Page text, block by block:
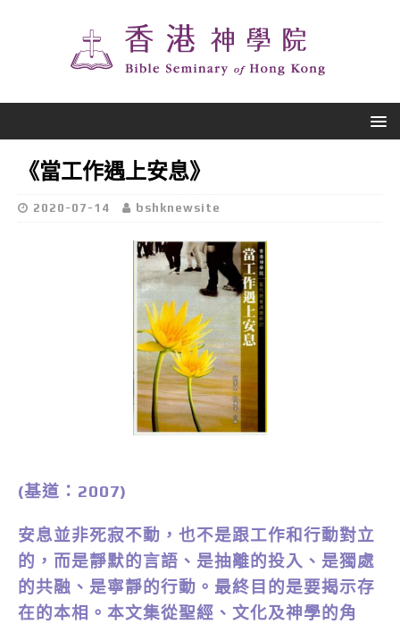
《當工作遇上安息》
2020-07-14 bshknewsite
(基道：2007)
安息並非死寂不動，也不是跟工作和行動對立
的，而是靜默的言語、是抽離的投入、是獨處
的共融、是寧靜的行動。最終目的是要揭示存
在的本相。本文集從聖經、文化及神學的角